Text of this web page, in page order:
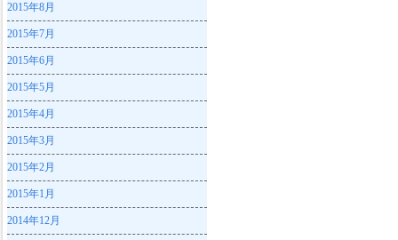
2015年8月
2015年7月
2015年6月
2015年5月
2015年4月
2015年3月
2015年2月
2015年1月
2014年12月